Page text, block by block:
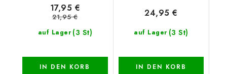
auf Lager (3 St)
17,95 €
21,95 €
IN DEN KORB
auf Lager (3 St)
24,95 €
IN DEN KORB